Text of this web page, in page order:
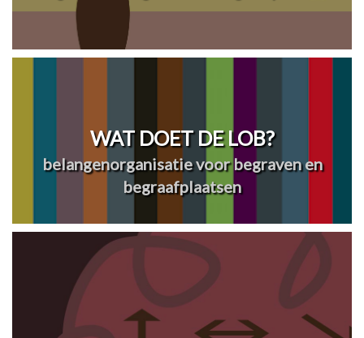
WAT DOET DE LOB?
belangenorganisatie voor begraven en
begraafplaatsen